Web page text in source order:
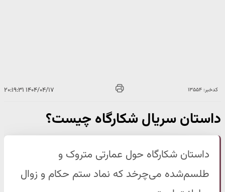
کدخبر: ۱۳۵۵۴ ۱۴۰۴/۰۴/۱۷ ۲۰:۱۹:۳۱
داستان سریال شکارگاه چیست؟
داستان شکارگاه حول عمارتی متروک و
طلسم‌شده می‌چرخد که نماد ستم حکام و زوال